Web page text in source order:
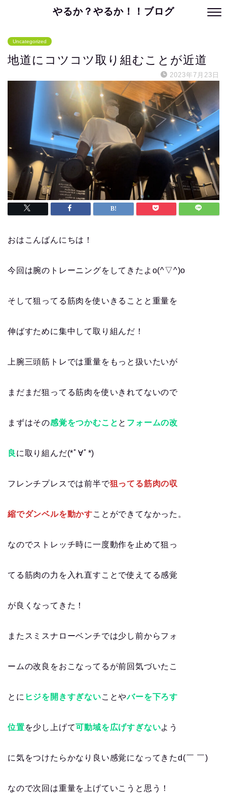
やるか？やるか！！ブログ
Uncategorized
地道にコツコツ取り組むことが近道
2023年7月23日
おはこんばんにちは！
今回は腕のトレーニングをしてきたよo(^▽^)o
そして狙ってる筋肉を使いきることと重量を
伸ばすために集中して取り組んだ！
上腕三頭筋トレでは重量をもっと扱いたいが
まだまだ狙ってる筋肉を使いきれてないので
まずはその感覚をつかむこと と フォームの改
良 に取り組んだ(*ﾟ∀ﾟ*)
フレンチプレスでは前半で狙ってる筋肉の収
縮でダンベルを動かすことができてなかった。
なのでストレッチ時に一度動作を止めて狙っ
てる筋肉の力を入れ直すことで使えてる感覚
が良くなってきた！
またスミスナローベンチでは少し前からフォ
ームの改良をおこなってるが前回気づいたこ
とに ヒジを開きすぎないことやバーを下ろす
位置を少し上げて可動域を広げすぎないよう
に気をつけたらかなり良い感覚になってきたd(￣ ￣)
なので次回は重量を上げていこうと思う！